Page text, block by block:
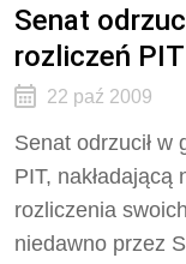
Senat
rozliczeń
22 paź 2009
Senat odrzucił w
PIT,
rozliczenia
niedawno przez